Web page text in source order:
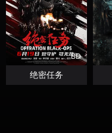
BD
绝密任务